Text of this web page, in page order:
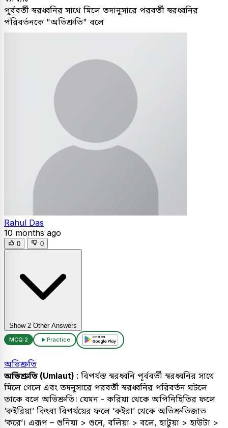
পূর্ববর্তী স্বরধ্বনির সাথে মিলে তদানুসারে পরবর্তী স্বরধ্বনির
পরিবর্তনকে "অভিশ্রুতি" বলে
Rahul Das
10 months ago
0 0
Show 2 Other Answers
MCQ:2 Practice
অভিশ্রুতি
অভিশ্রুতি (Umlaut) : বিপর্যস্ত স্বরধ্বনি পূর্ববর্তী স্বরধ্বনির সাথে
মিলে গেলে এবং তদনুসারে পরবর্তী স্বরধ্বনির পরিবর্তন ঘটলে
তাকে বলে অভিশ্রুতি। যেমন - করিয়া থেকে অপিনিহিতির ফলে
‘কইরিয়া’ কিংবা বিপর্যয়ের ফলে ‘কইরা’ থেকে অভিশ্রুতিজাত
‘করে’। এরূপ – শুনিয়া > শুনে, বলিয়া > বলে, হাটুয়া > হাউটা >